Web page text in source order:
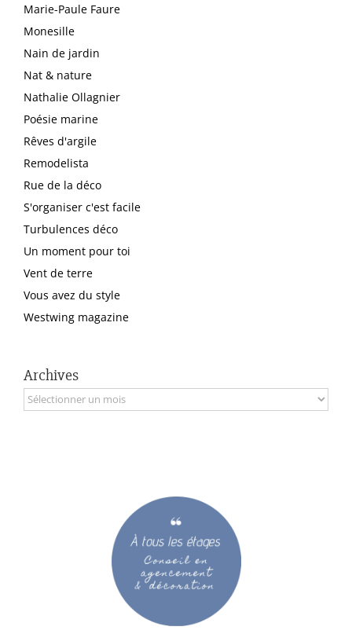
Marie-Paule Faure
Monesille
Nain de jardin
Nat & nature
Nathalie Ollagnier
Poésie marine
Rêves d'argile
Remodelista
Rue de la déco
S'organiser c'est facile
Turbulences déco
Un moment pour toi
Vent de terre
Vous avez du style
Westwing magazine
Archives
Archives